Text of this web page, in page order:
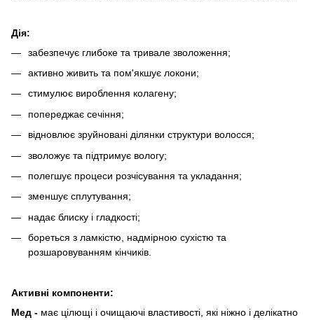
Дія:
забезпечує глибоке та тривале зволоження;
активно живить та пом'якшує локони;
стимулює вироблення колагену;
попереджає сечіння;
відновлює зруйновані ділянки структури волосся;
зволожує та підтримує вологу;
полегшує процеси розчісування та укладання;
зменшує сплутування;
надає блиску і гладкості;
бореться з ламкістю, надмірною сухістю та
розшаровуванням кінчиків.
Активні компоненти:
Мед - має цілющі і очищаючі властивості, які ніжно і делікатно